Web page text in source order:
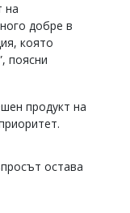
на
добре в
която
поясни
продукт на
остава